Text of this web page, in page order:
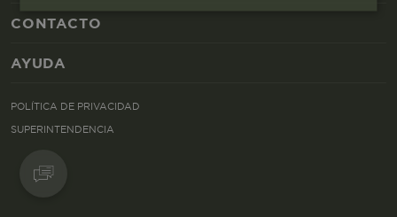
CONTACTO
AYUDA
POLÍTICA DE PRIVACIDAD
SUPERINTENDENCIA